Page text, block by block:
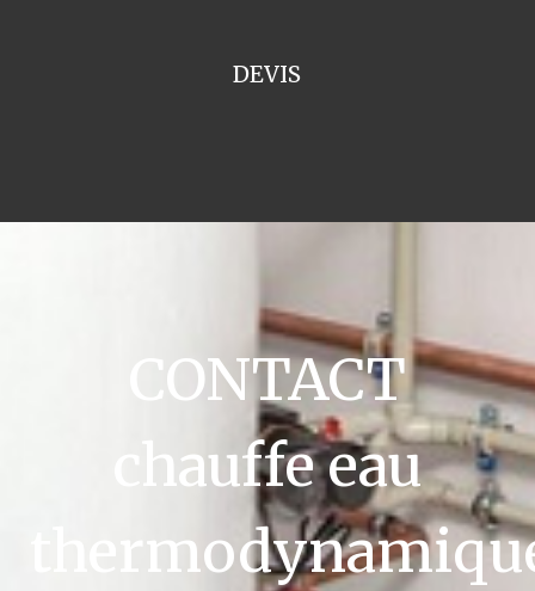
DEVIS
CONTACT
chauffe eau